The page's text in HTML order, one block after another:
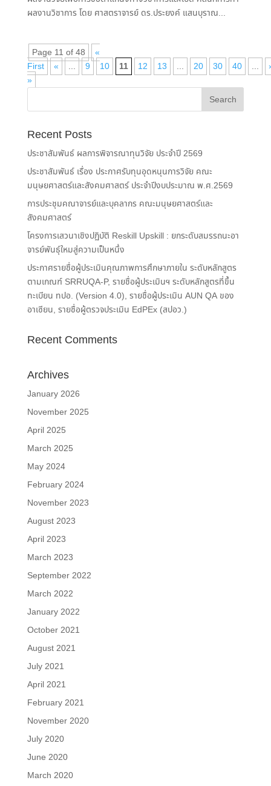
ผลงานวิชาการ โดย ศาสตราจารย์ ดร.ประยงค์ แสนบุราณ...
Page 11 of 48
«
First
« ... 9 10 11 12 13 ... 20 30 40 ...
»
Recent Posts
ประชาสัมพันธ์ ผลการพิจารณาทุนวิจัย ประจำปี 2569
ประชาสัมพันธ์ เรื่อง ประกาศรับทุนอุดหนุนการวิจัย คณะ
มนุษยศาสตร์และสังคมศาสตร์ ประจำปีงบประมาณ พ.ศ.2569
การประชุมคณาจารย์และบุคลากร คณะมนุษยศาสตร์และ
สังคมศาสตร์
โครงการเสวนาเชิงปฏิบัติ Reskill Upskill : ยกระดับสมรรถนะอา
จารย์พันธุ์ใหมสู่ความเป็นหนึ่ง
ประกาศรายชื่อผู้ประเมินคุณภาพการศึกษาภายใน ระดับหลักสูตร
ตามเกณฑ์ SRRUQA-P, รายชื่อผู้ประเมินฯ ระดับหลักสูตรที่ขึ้น
ทะเบียน ทปอ. (Version 4.0), รายชื่อผู้ประเมิน AUN QA ของ
อาเซียน, รายชื่อผู้ตรวจประเมิน EdPEx (สปอว.)
Recent Comments
Archives
January 2026
November 2025
April 2025
March 2025
May 2024
February 2024
November 2023
August 2023
April 2023
March 2023
September 2022
March 2022
January 2022
October 2021
August 2021
July 2021
April 2021
February 2021
November 2020
July 2020
June 2020
March 2020